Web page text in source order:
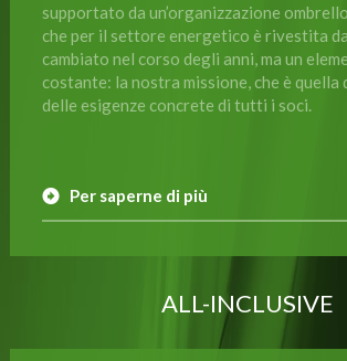
supportato da un’organizzazione
che per il settore energetico è rivestita
cambiato nel corso degli anni, ma un
costante: la nostra missione, che è quella
delle esigenze concrete di tutti i soci.
Per saperne di più
ALL-INCLUSIVE